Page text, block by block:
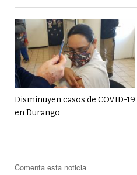
Disminuyen casos de COVID-19
en Durango
Comenta esta noticia